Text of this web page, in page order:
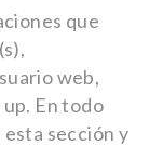
que
web,
En todo
sección y